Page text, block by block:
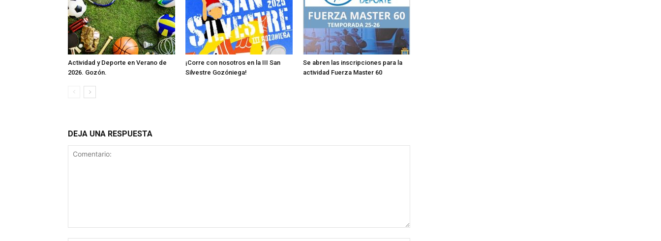
Actividad y Deporte en Verano de
2026. Gozón.
¡Corre con nosotros en la III San
Silvestre Gozóniega!
Se abren las inscripciones para la
actividad Fuerza Master 60
DEJA UNA RESPUESTA